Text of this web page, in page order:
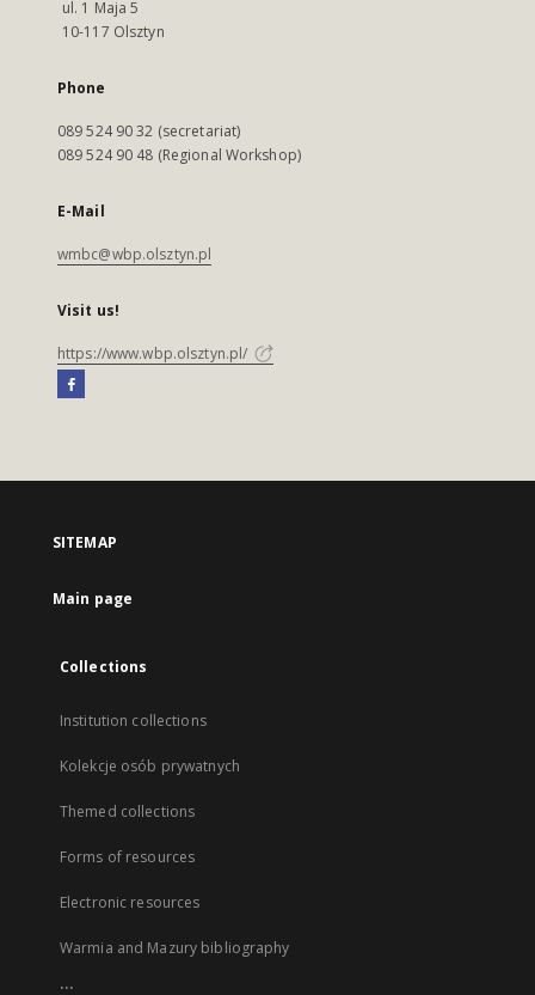
ul. 1 Maja 5
10-117 Olsztyn
Phone
089 524 90 32 (secretariat)
089 524 90 48 (Regional Workshop)
E-Mail
wmbc@wbp.olsztyn.pl
Visit us!
https://www.wbp.olsztyn.pl/
SITEMAP
Main page
Collections
Institution collections
Kolekcje osób prywatnych
Themed collections
Forms of resources
Electronic resources
Warmia and Mazury bibliography
...